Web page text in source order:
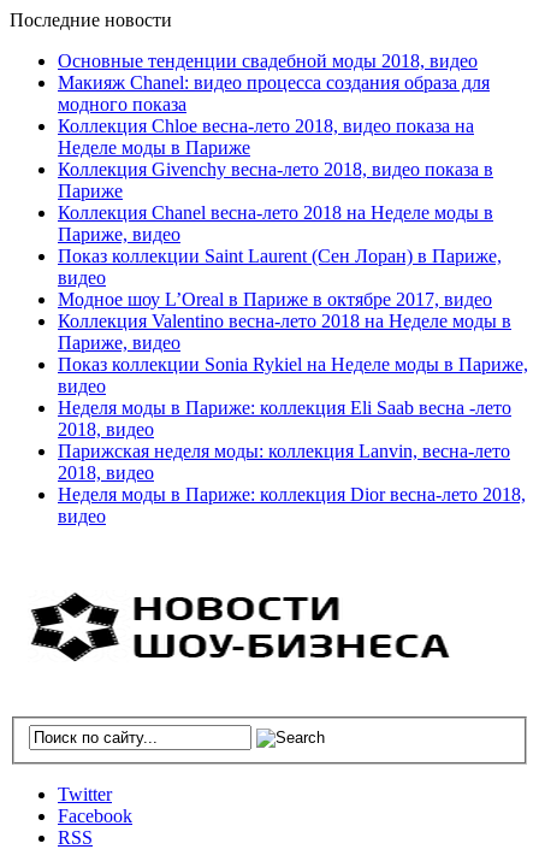
Последние новости
Основные тенденции свадебной моды 2018, видео
Макияж Chanel: видео процесса создания образа для
модного показа
Коллекция Chloe весна-лето 2018, видео показа на
Неделе моды в Париже
Коллекция Givenchy весна-лето 2018, видео показа в
Париже
Коллекция Chanel весна-лето 2018 на Неделе моды в
Париже, видео
Показ коллекции Saint Laurent (Сен Лоран) в Париже,
видео
Модное шоу L’Oreal в Париже в октябре 2017, видео
Коллекция Valentino весна-лето 2018 на Неделе моды в
Париже, видео
Показ коллекции Sonia Rykiel на Неделе моды в Париже,
видео
Неделя моды в Париже: коллекция Eli Saab весна -лето
2018, видео
Парижская неделя моды: коллекция Lanvin, весна-лето
2018, видео
Неделя моды в Париже: коллекция Dior весна-лето 2018,
видео
Twitter
Facebook
RSS